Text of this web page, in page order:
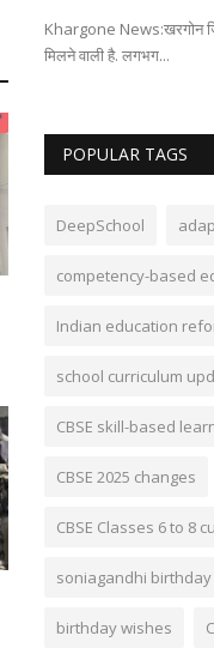
Khargone News:खरगोन
मिलने वाली है. लगभग...
POPULAR TAGS
DeepSchool
competency-based
Indian education
school curriculum
CBSE skill-based
CBSE 2025 changes
CBSE Classes 6 to 8
soniagandhi birthday
birthday wishes